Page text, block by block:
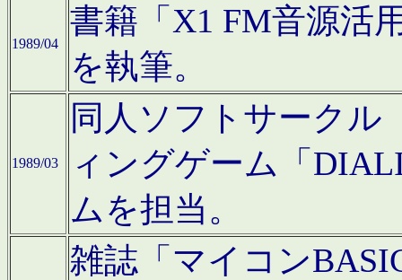
1989/04
書籍「X1 FM音源活
を執筆。
1989/03
同人ソフトサークル
ィングゲーム「
ムを担当。
雑誌「マイコン